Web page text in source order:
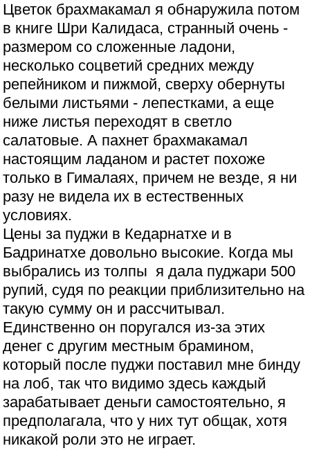
Цветок брахмакамал я обнаружила потом
в книге Шри Калидаса, странный очень -
размером со сложенные ладони,
несколько соцветий средних между
репейником и пижмой, сверху обернуты
белыми листьями - лепестками, а еще
ниже листья переходят в светло
салатовые. А пахнет брахмакамал
настоящим ладаном и растет похоже
только в Гималаях, причем не везде, я ни
разу не видела их в естественных
условиях.
Цены за пуджи в Кедарнатхе и в
Бадринатхе довольно высокие. Когда мы
выбрались из толпы я дала пуджари 500
рупий, судя по реакции приблизительно на
такую сумму он и рассчитывал.
Единственно он поругался из-за этих
денег с другим местным брамином,
который после пуджи поставил мне бинду
на лоб, так что видимо здесь каждый
зарабатывает деньги самостоятельно, я
предполагала, что у них тут общак, хотя
никакой роли это не играет.